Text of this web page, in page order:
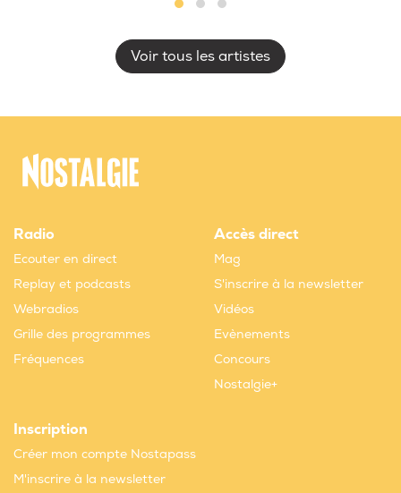
Voir tous les artistes
Radio
Ecouter en direct
Replay et podcasts
Webradios
Grille des programmes
Fréquences
Accès direct
Mag
S'inscrire à la newsletter
Vidéos
Evènements
Concours
Nostalgie+
Inscription
Créer mon compte Nostapass
M'inscrire à la newsletter